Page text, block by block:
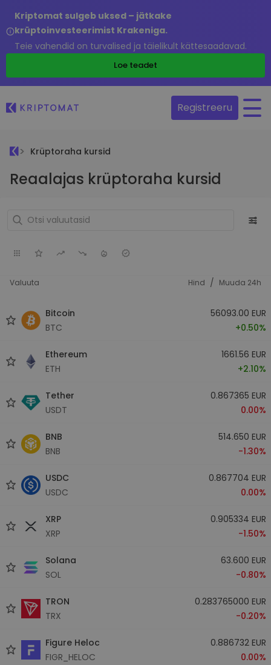
Kriptomat sulgeb uksed – jätkake
krüptoinvesteerimist Krakeniga.
Teie vahendid on turvalised ja täielikult kättesaadavad.
Loe teadet
Registreeru
Krüptoraha kursid
Reaalajas krüptoraha kursid
Valuuta Hind / Muuda 24h
Bitcoin
BTC
56093.00 EUR
+0.50%
Ethereum
ETH
1661.56 EUR
+2.10%
Tether
USDT
0.867365 EUR
0.00%
BNB
BNB
514.650 EUR
-1.30%
USDC
USDC
0.867704 EUR
0.00%
XRP
XRP
0.905334 EUR
-1.50%
Solana
SOL
63.600 EUR
-0.80%
TRON
TRX
0.283765000 EUR
-0.20%
Figure Heloc
FIGR_HELOC
0.886732 EUR
0.00%